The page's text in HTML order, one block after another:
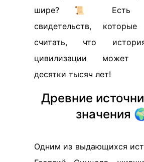
шире? 📜 Есть
свидетельств, которые
считать, что
цивилизации может
десятки тысяч лет!
Древние
значения
Одним из выдающихся